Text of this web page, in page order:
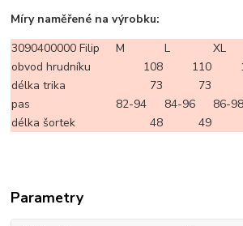
Míry naměřené na výrobku:
3090400000 Filip
M L XL
obvod hrudníku
108 110
délka trika
73 73
pas
82-94 84-96 86-98
délka šortek
48 49
Parametry